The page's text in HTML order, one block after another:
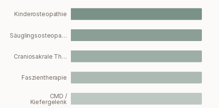
Kinderosteopathie
Säuglingsosteopa…
Craniosakrale Th…
Faszientherapie
CMD /
Kiefergelenk